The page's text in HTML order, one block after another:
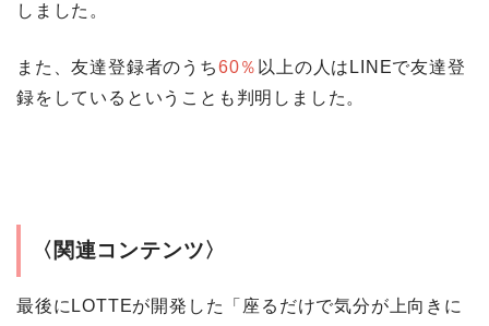
しました。
また、友達登録者のうち60％ 以上の人はLINEで友達登
録をしているということも判明しました。
〈関連コンテンツ〉
最後にLOTTEが開発した「座るだけで気分が上向きに